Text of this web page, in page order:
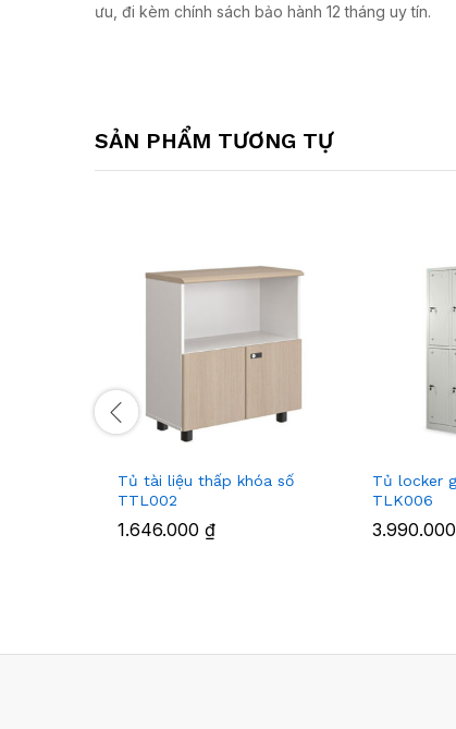
ưu, đi kèm chính sách bảo hành 12 tháng uy tín.
SẢN PHẨM TƯƠNG TỰ
Tủ tài liệu thấp khóa số
TTL002
1.646.000 ₫
Tủ locker
TLK006
3.990.000